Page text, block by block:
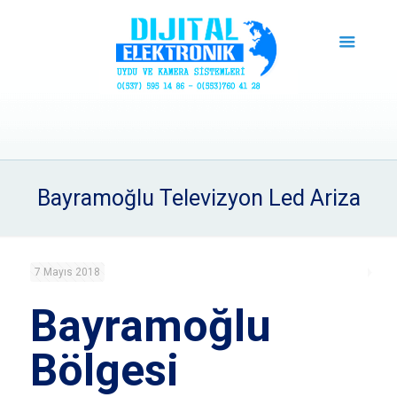
Bayramoğlu Televizyon Led Ariza
7 Mayıs 2018
Bayramoğlu
Bölgesi